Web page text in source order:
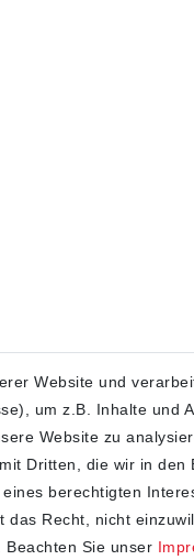
Website und
um z.B. Inhalte und
Website zu
Dritten, die wir in den
berechtigten
Recht, nicht
Sie unser